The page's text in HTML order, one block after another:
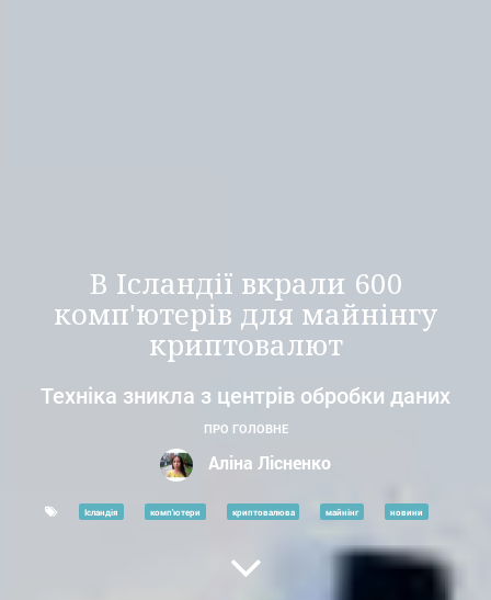
В Ісландії вкрали 600
комп'ютерів для майнінгу
криптовалют
Техніка зникла з центрів обробки даних
ПРО ГОЛОВНЕ
Аліна Лісненко
Ісландія комп'ютери криптовалюва майнінг новини